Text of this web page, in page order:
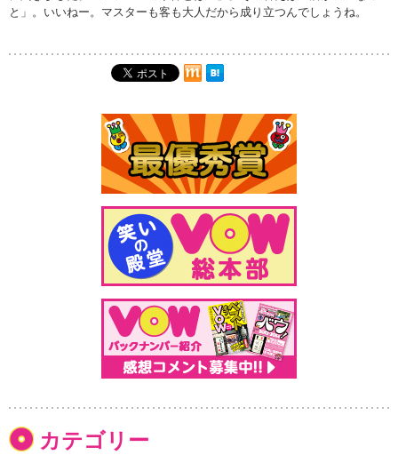
と」。いいねー。マスターも客も大人だから成り立つんでしょうね。
カテゴリー